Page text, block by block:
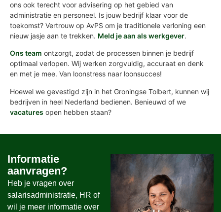
ons ook terecht voor advisering op het gebied van
administratie en personeel. Is jouw bedrijf klaar voor de
toekomst? Vertrouw op AvPS om je traditionele verloning een
nieuw jasje aan te trekken. Meld je aan als werkgever.
Ons team ontzorgt, zodat de processen binnen je bedrijf
optimaal verlopen. Wij werken zorgvuldig, accuraat en denk
en met je mee. Van loonstress naar loonsucces!
Hoewel we gevestigd zijn in het Groningse Tolbert, kunnen wij
bedrijven in heel Nederland bedienen. Benieuwd of we
vacatures open hebben staan?
Informatie
aanvragen?
Heb je vragen over
salarisadministratie, HR of
wil je meer informatie over